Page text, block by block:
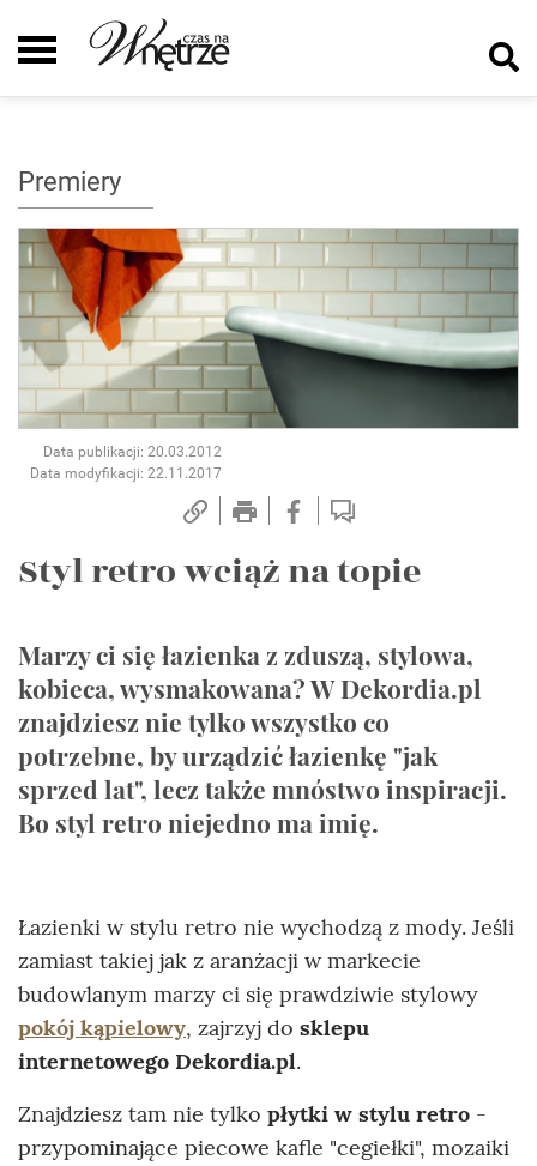
Premiery
Data publikacji: 20.03.2012
Data modyfikacji: 22.11.2017
Styl retro wciąż na topie
Marzy ci się łazienka z zduszą, stylowa,
kobieca, wysmakowana? W Dekordia.pl
znajdziesz nie tylko wszystko co
potrzebne, by urządzić łazienkę "jak
sprzed lat", lecz także mnóstwo inspiracji.
Bo styl retro niejedno ma imię.
Łazienki w stylu retro nie wychodzą z mody. Jeśli
zamiast takiej jak z aranżacji w markecie
budowlanym marzy ci się prawdziwie stylowy
pokój kąpielowy, zajrzyj do sklepu
internetowego Dekordia.pl.
Znajdziesz tam nie tylko płytki w stylu retro -
przypominające piecowe kafle "cegiełki", mozaiki